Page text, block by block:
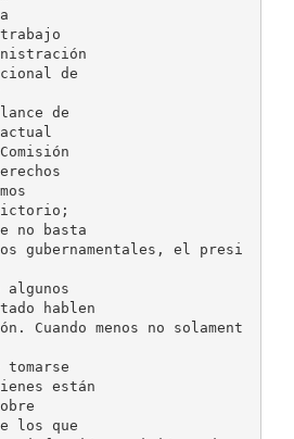
de
de
no basta
gubernamentales, el presi
hablen
Cuando menos no solament
están
los que